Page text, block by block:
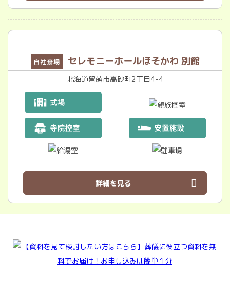
自社斎場 セレモニーホールほそかわ 別館
北海道留萌市高砂町2丁目4-4
詳細を見る